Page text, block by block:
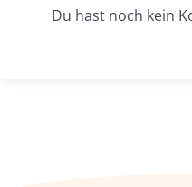
Du hast noch kein